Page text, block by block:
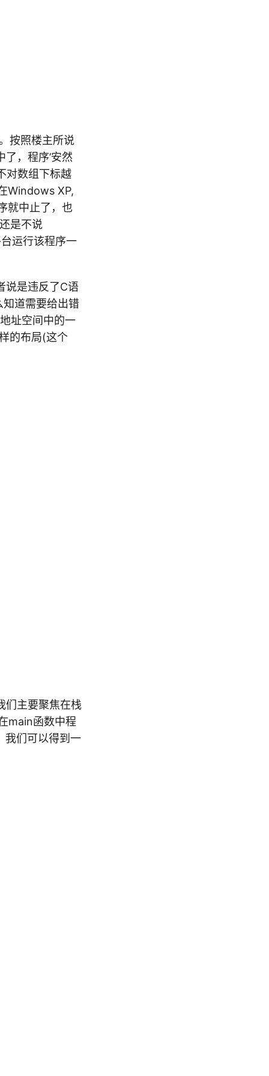
按照楼主所说
，程序’安然
对数组下标越
Windows XP,
就中止了，也
是不说
运行该程序一
说是违反了C语
道需要给出错
址空间中的一
的布局(这个
们主要聚焦在栈
main函数中程
我们可以得到一